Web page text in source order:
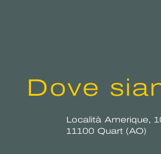
Dove
Località Amerique,
11100 Quart (AO)